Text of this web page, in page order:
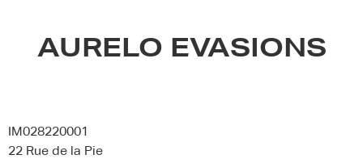
AURELO EVASIONS
IM028220001
22 Rue de la Pie